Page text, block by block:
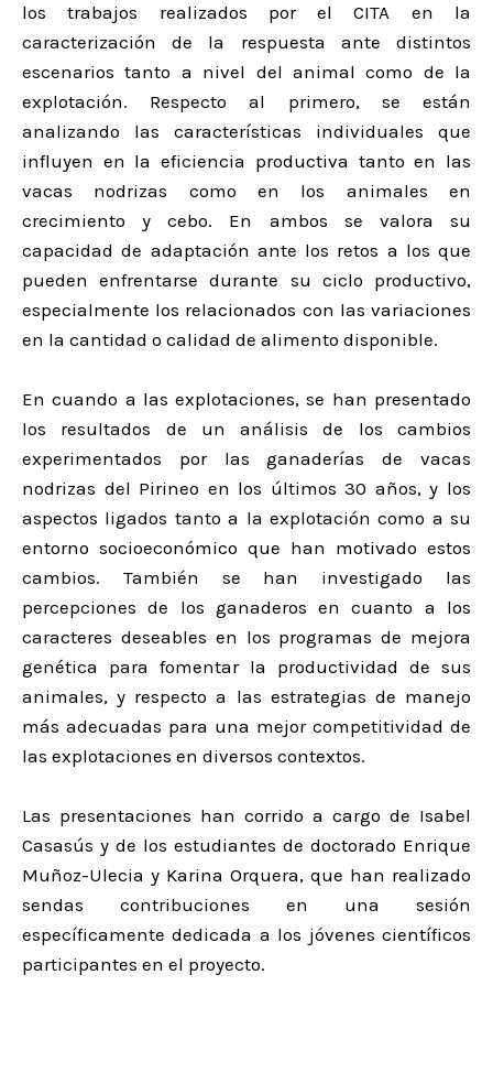
los trabajos realizados por el CITA en la
caracterización de la respuesta ante distintos
escenarios tanto a nivel del animal como de la
explotación. Respecto al primero, se están
analizando las características individuales que
influyen en la eficiencia productiva tanto en las
vacas nodrizas como en los animales en
crecimiento y cebo. En ambos se valora su
capacidad de adaptación ante los retos a los que
pueden enfrentarse durante su ciclo productivo,
especialmente los relacionados con las variaciones
en la cantidad o calidad de alimento disponible.
En cuando a las explotaciones, se han presentado
los resultados de un análisis de los cambios
experimentados por las ganaderías de vacas
nodrizas del Pirineo en los últimos 30 años, y los
aspectos ligados tanto a la explotación como a su
entorno socioeconómico que han motivado estos
cambios. También se han investigado las
percepciones de los ganaderos en cuanto a los
caracteres deseables en los programas de mejora
genética para fomentar la productividad de sus
animales, y respecto a las estrategias de manejo
más adecuadas para una mejor competitividad de
las explotaciones en diversos contextos.
Las presentaciones han corrido a cargo de Isabel
Casasús y de los estudiantes de doctorado Enrique
Muñoz-Ulecia y Karina Orquera, que han realizado
sendas contribuciones en una sesión
específicamente dedicada a los jóvenes científicos
participantes en el proyecto.